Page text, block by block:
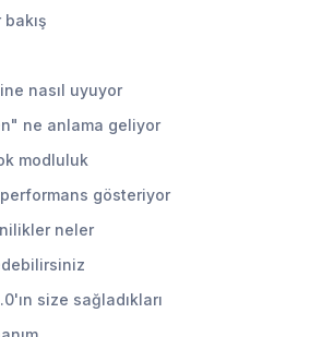
nasıl uyuyor
ne anlama geliyor
modluluk
performans gösteriyor
neler
size sağladıkları